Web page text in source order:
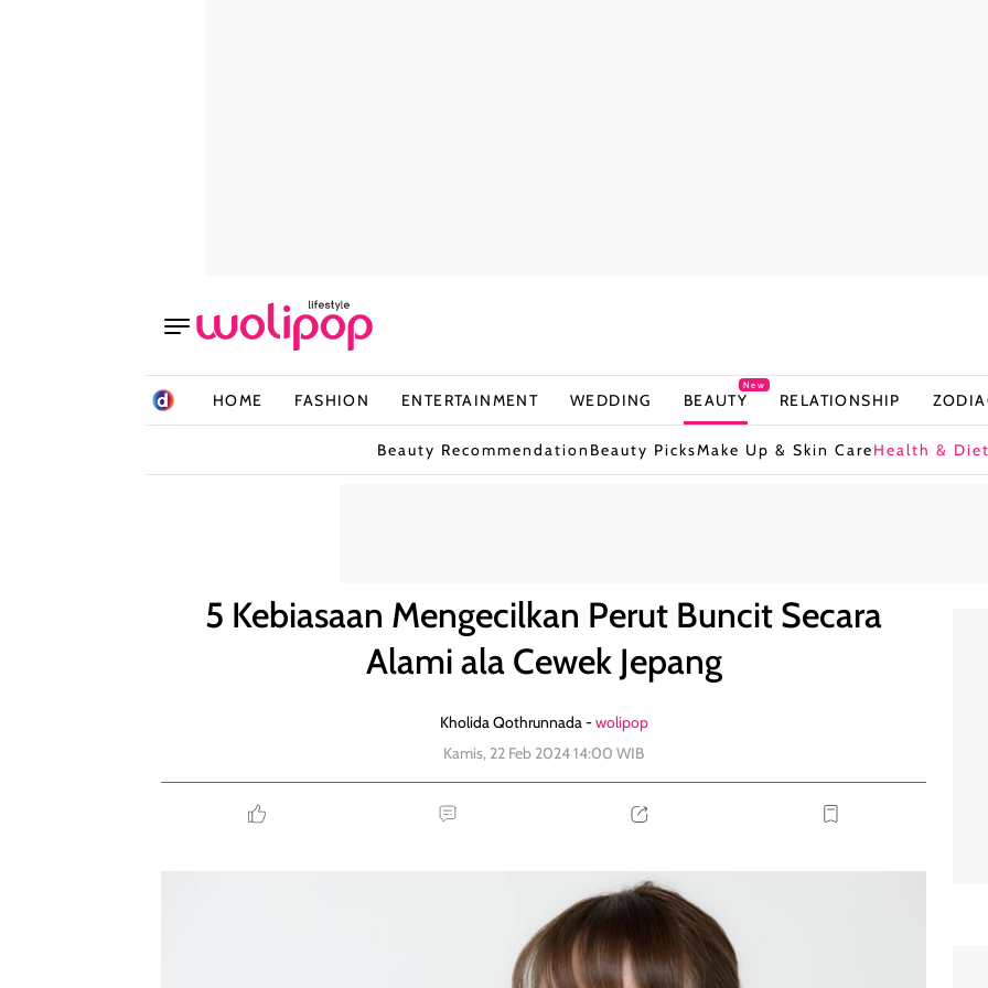
HOME FASHION ENTERTAINMENT WEDDING BEAUTY
New
RELATIONSHIP
Beauty Recommendation Beauty PicksMake Up & Skin CareHealth & Diet
5 Kebiasaan Mengecilkan Perut Buncit Secara
Alami ala Cewek Jepang
Kholida Qothrunnada -wolipop
Kamis, 22 Feb 2024 14:00 WIB